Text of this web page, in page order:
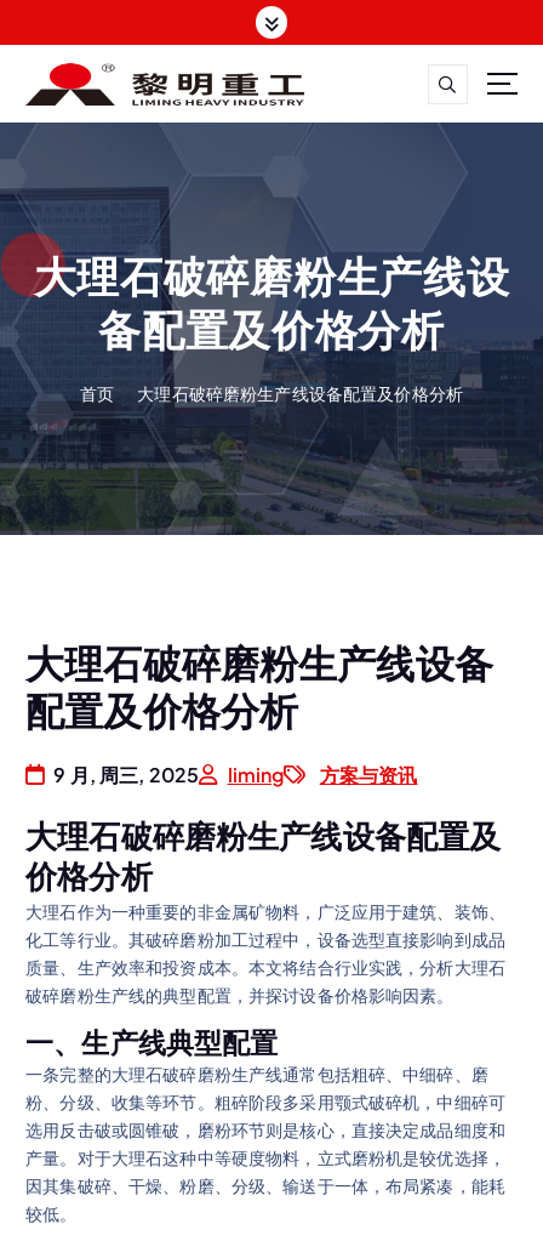
转
容 大修渣磨粉机，矿渣立磨
大理石破碎磨粉生产线设
备配置及价格分析
首页 大理石破碎磨粉生产线设备配置及价格分析
大理石破碎磨粉生产线设备
配置及价格分析
9 月, 周三, 2025 liming 方案与资讯
大理石破碎磨粉生产线设备配置及
价格分析
大理石作为一种重要的非金属矿物料，广泛应用于建筑、装饰、
化工等行业。其破碎磨粉加工过程中，设备选型直接影响到成品
质量、生产效率和投资成本。本文将结合行业实践，分析大理石
破碎磨粉生产线的典型配置，并探讨设备价格影响因素。
一、生产线典型配置
一条完整的大理石破碎磨粉生产线通常包括粗碎、中细碎、磨
粉、分级、收集等环节。粗碎阶段多采用颚式破碎机，中细碎可
选用反击破或圆锥破，磨粉环节则是核心，直接决定成品细度和
产量。对于大理石这种中等硬度物料，立式磨粉机是较优选择，
因其集破碎、干燥、粉磨、分级、输送于一体，布局紧凑，能耗
较低。